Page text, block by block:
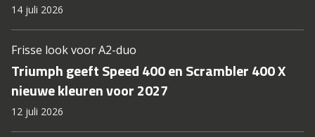
14 juli 2026
Frisse look voor A2-duo
Triumph geeft Speed 400 en Scrambler 400 X
nieuwe kleuren voor 2027
12 juli 2026